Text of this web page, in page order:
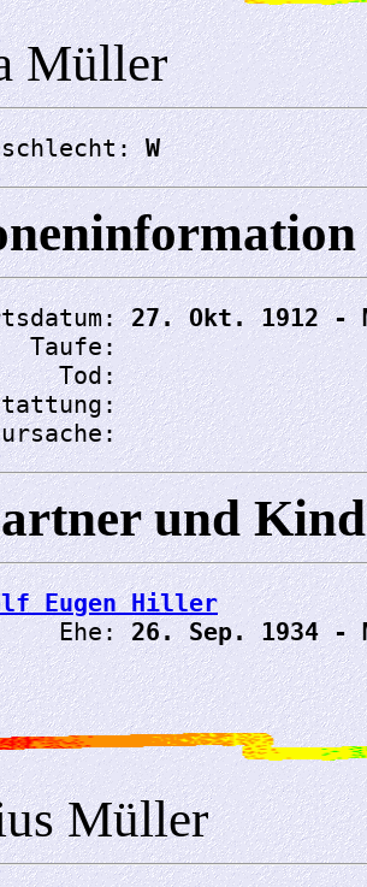
Müller
W
27. Okt. 1912 -
Taufe:
Tod:
und
Eugen Hiller
Ehe:
26. Sep. 1934 -
Müller